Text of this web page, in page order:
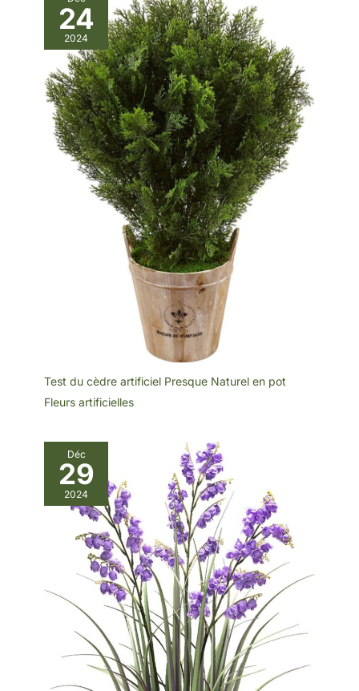
la décoration de ferme
moderne et à la
décoration de Noël
FLEURS ARTIFICIELLES
PEÏONIE FLEXIBLES ET
RETIRABLES : Excellent
matériau pour la
composition florale DIY :
Les feuilles, les
bourgeons, les épis
floraux et les baies de ce
bouquet de pivoines sont
suffisamment flexibles
pour se déplacer de haut
en bas, tandis que les
tiges florales sont faites
de fil doux, vous pouvez
donc facilement les plier
dans la forme que vous
imaginez ; Les pivoines
en soie conviennent à
toutes les occasions que
vous aimez, telles que la
décoration de la maison,
l’agencement du
restaurant, la scène de
mariage, la fête,
l’événement, la fête
d’anniversaire, l’ambiance
du magasin, le banquet
de l’hôtel, etc MÉTHODE
D'EMBALLAGE NON-
PLIABLE : Quelque chose
capacités : Nos fleurs de
pivoines en soie sont
placées dans leur état
vertical naturel et ne sont
pas emballées
artificiellement pliées.
Cependant, les bouquets
de pivoines peuvent être
aplatis par un transport
prolongé, et pour un
bouquet plus fourni,
utilisez un sèche-cheveux
ou un défroisseur pour
faire éclater les fleurs
avant de les décorer.
Nous offrons une garantie
de 60 jours et un service
client amical, n'hésitez
pas à nous contacter en
cas de problème.
24
2024
Test du cèdre artificiel Presque Naturel en pot
Fleurs artificielles
Déc
29
2024